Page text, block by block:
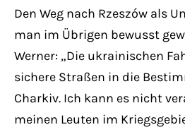
Den Weg nach Rzeszów als
man im Übrigen bewusst
Werner: „Die ukrainischen
sichere Straßen in die
Charkiv. Ich kann es nicht
meinen Leuten im